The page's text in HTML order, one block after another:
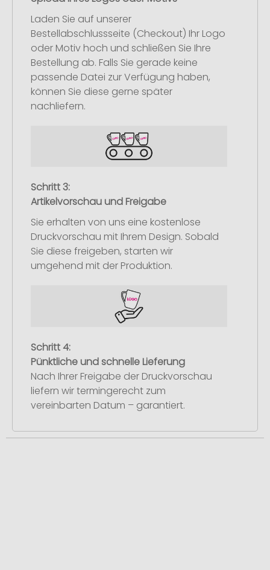
Laden Sie auf unserer
Bestellabschlussseite (Checkout) Ihr Logo
oder Motiv hoch und schließen Sie Ihre
Bestellung ab. Falls Sie gerade keine
passende Datei zur Verfügung haben,
können Sie diese gerne später
nachliefern.
Schritt 3:
Artikelvorschau und Freigabe
Sie erhalten von uns eine kostenlose
Druckvorschau mit Ihrem Design. Sobald
Sie diese freigeben, starten wir
umgehend mit der Produktion.
Schritt 4:
Pünktliche und schnelle Lieferung
Nach Ihrer Freigabe der Druckvorschau
liefern wir termingerecht zum
vereinbarten Datum – garantiert.